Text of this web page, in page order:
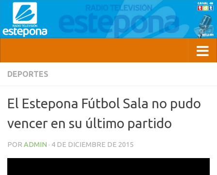
DEPORTES
El Estepona Fútbol Sala no pudo
vencer en su último partido
POR ADMIN · 4 DE DICIEMBRE DE 2015